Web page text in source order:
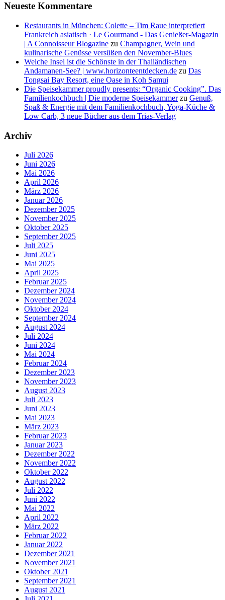
Neueste Kommentare
Restaurants in München: Colette – Tim Raue interpretiert
Frankreich asiatisch · Le Gourmand - Das Genießer-Magazin
| A Connoisseur Blogazine zu Champagner, Wein und
kulinarische Genüsse versüßen den November-Blues
Welche Insel ist die Schönste in der Thailändischen
Andamanen-See? | www.horizonteentdecken.de zu Das
Tongsai Bay Resort, eine Oase in Koh Samui
Die Speisekammer proudly presents: “Organic Cooking”. Das
Familienkochbuch | Die moderne Speisekammerzu Genuß,
Spaß & Energie mit dem Familienkochbuch, Yoga-Küche &
Low Carb, 3 neue Bücher aus dem Trias-Verlag
Archiv
Juli 2026
Juni 2026
Mai 2026
April 2026
März 2026
Januar 2026
Dezember 2025
November 2025
Oktober 2025
September 2025
Juli 2025
Juni 2025
Mai 2025
April 2025
Februar 2025
Dezember 2024
November 2024
Oktober 2024
September 2024
August 2024
Juli 2024
Juni 2024
Mai 2024
Februar 2024
Dezember 2023
November 2023
August 2023
Juli 2023
Juni 2023
Mai 2023
März 2023
Februar 2023
Januar 2023
Dezember 2022
November 2022
Oktober 2022
August 2022
Juli 2022
Juni 2022
Mai 2022
April 2022
März 2022
Februar 2022
Januar 2022
Dezember 2021
November 2021
Oktober 2021
September 2021
August 2021